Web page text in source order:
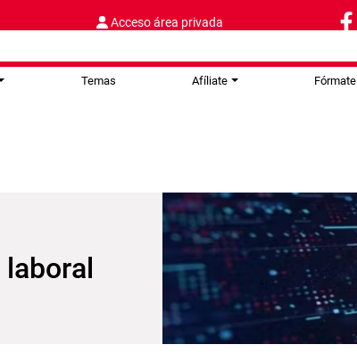
Acceso área privada
Temas Afíliate Fórmate